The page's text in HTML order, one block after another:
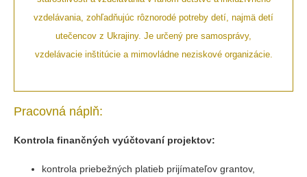
vzdelávania, zohľadňujúc rôznorodé potreby detí, najmä detí
utečencov z Ukrajiny. Je určený pre samosprávy,
vzdelávacie inštitúcie a mimovládne neziskové organizácie.
Pracovná náplň:
Kontrola finančných vyúčtovaní projektov:
kontrola priebežných platieb prijímateľov grantov,